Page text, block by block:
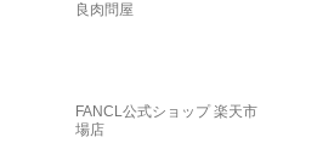
良肉問屋
FANCL公式ショップ 楽天市
場店